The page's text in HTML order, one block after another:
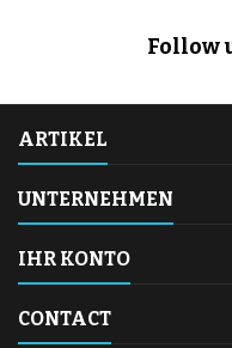
Follow
ARTIKEL
UNTERNEHMEN
IHR KONTO
CONTACT